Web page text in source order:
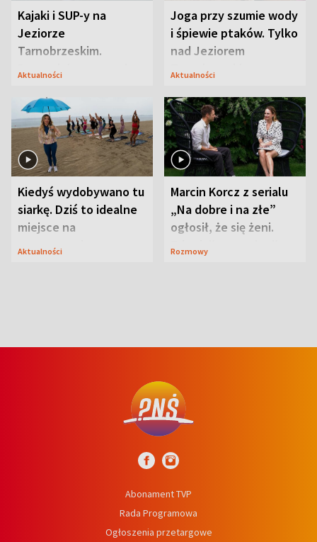
Kajaki i SUP-y na
Jeziorze
Tarnobrzeskim.
Przyrodnicy zwracają
Aktualności
Joga przy szumie wody
i śpiewie ptaków. Tylko
nad Jeziorem
Tarnobrzeskim
Aktualności
Kiedyś wydobywano tu
siarkę. Dziś to idealne
miejsce na
wypoczynek
Aktualności
Marcin Korcz z serialu
„Na dobre i na złe”
ogłosił, że się żeni.
Zdradził, co zmienił
Rozmowy
Abonament TVP
Rada Programowa
Ogłoszenia przetargowe